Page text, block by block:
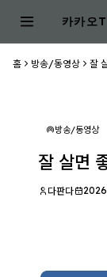
카카오
홈 방송/동영상 잘
방송/동영상
잘 살면
다판다